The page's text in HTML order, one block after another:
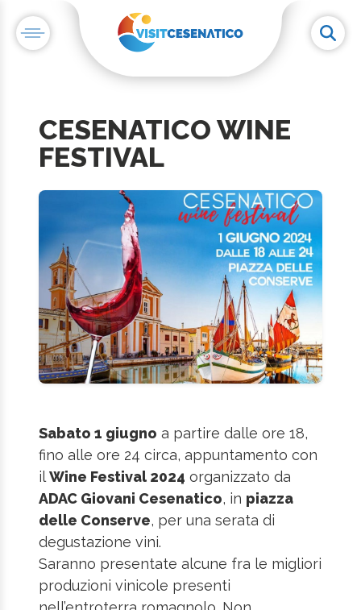
CESENATICO WINE
FESTIVAL
Sabato 1 giugno a partire dalle ore 18,
fino alle ore 24 circa, appuntamento con
ilWine Festival 2024 organizzato da
ADAC Giovani Cesenatico, in piazza
delle Conserve, per una serata di
degustazione vini.
Saranno presentate alcune fra le migliori
produzioni vinicole presenti